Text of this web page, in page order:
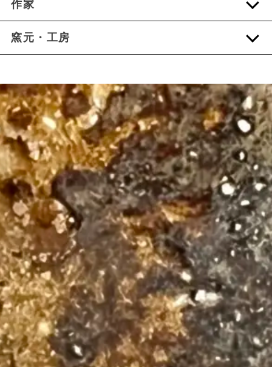
作家
窯元・工房